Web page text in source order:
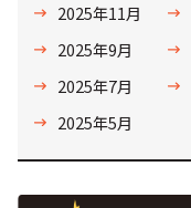
2025年11月
2025年9月
2025年7月
2025年5月